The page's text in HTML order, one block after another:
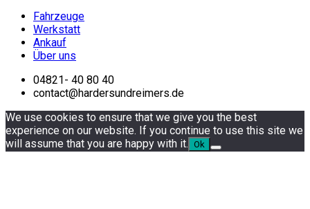
Fahrzeuge
Werkstatt
Ankauf
Über uns
04821- 40 80 40
contact@hardersundreimers.de
We use cookies to ensure that we give you the best
experience on our website. If you continue to use this site we
will assume that you are happy with it. Ok